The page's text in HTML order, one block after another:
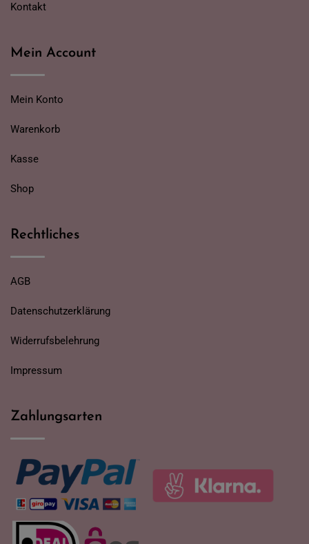
Kontakt
Mein Account
Mein Konto
Warenkorb
Kasse
Shop
Rechtliches
AGB
Datenschutzerklärung
Widerrufsbelehrung
Impressum
Zahlungsarten